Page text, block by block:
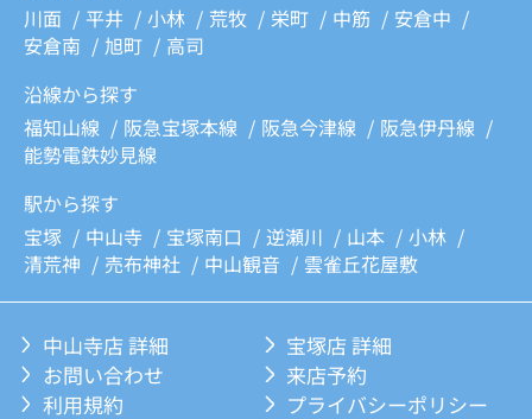
川面
平井 小林 荒牧 栄町 中筋
安倉中
安倉南
旭町
高司
沿線から探す
福知山線
阪急宝塚本線 阪急今津線
阪急伊丹線
能勢電鉄妙見線
駅から探す
宝塚
中山寺 宝塚南口 逆瀬川 山本
小林
清荒神
売布神社 中山観音 雲雀丘花屋敷
中山寺店 詳細
宝塚店 詳細
お問い合わせ
来店予約
利用規約
プライバシーポリシー